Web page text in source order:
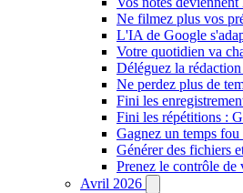
Ne filmez plus vos
L'IA de Google
Votre quotidien va
Déléguez la
Ne perdez plus de
Fini les
Fini les répétitions :
Gagnez un temps
Générer des fichiers
Prenez le contrôle
Avril 2026